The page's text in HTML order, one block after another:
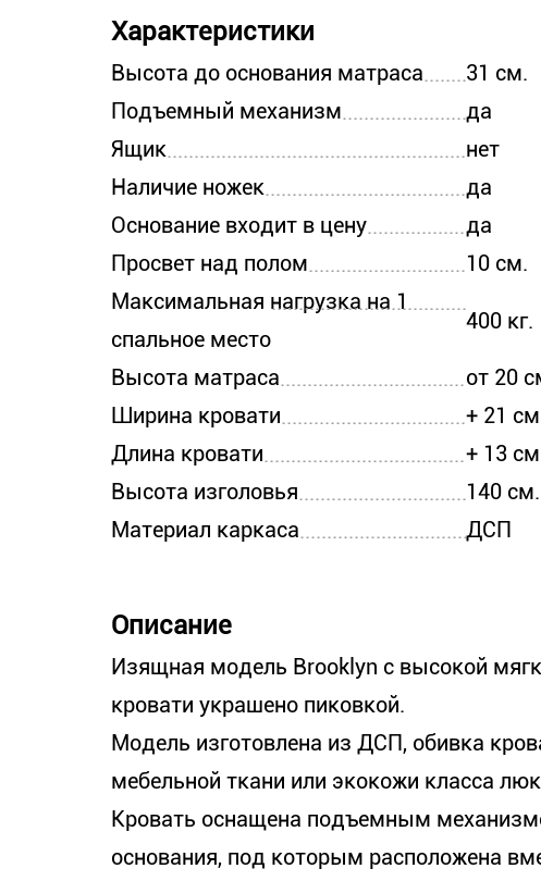
Характеристики
Высота до основания матраса
31 см.
Подъемный механизм
да
Ящик
нет
Наличие ножек
да
Основание входит в цену
да
Просвет над полом
10 см.
Максимальная нагрузка на 1
спальное место
400 кг.
Высота матраса
от 20
Ширина кровати
+ 21
Длина кровати
+ 13
Высота изголовья
140 см.
Материал каркаса
ДСП
Описание
Изящная модель Brooklyn с высокой
кровати украшено пиковкой.
Модель изготовлена из ДСП, обивка
мебельной ткани или экокожи класса
Кровать оснащена подъемным
основания, под которым расположена